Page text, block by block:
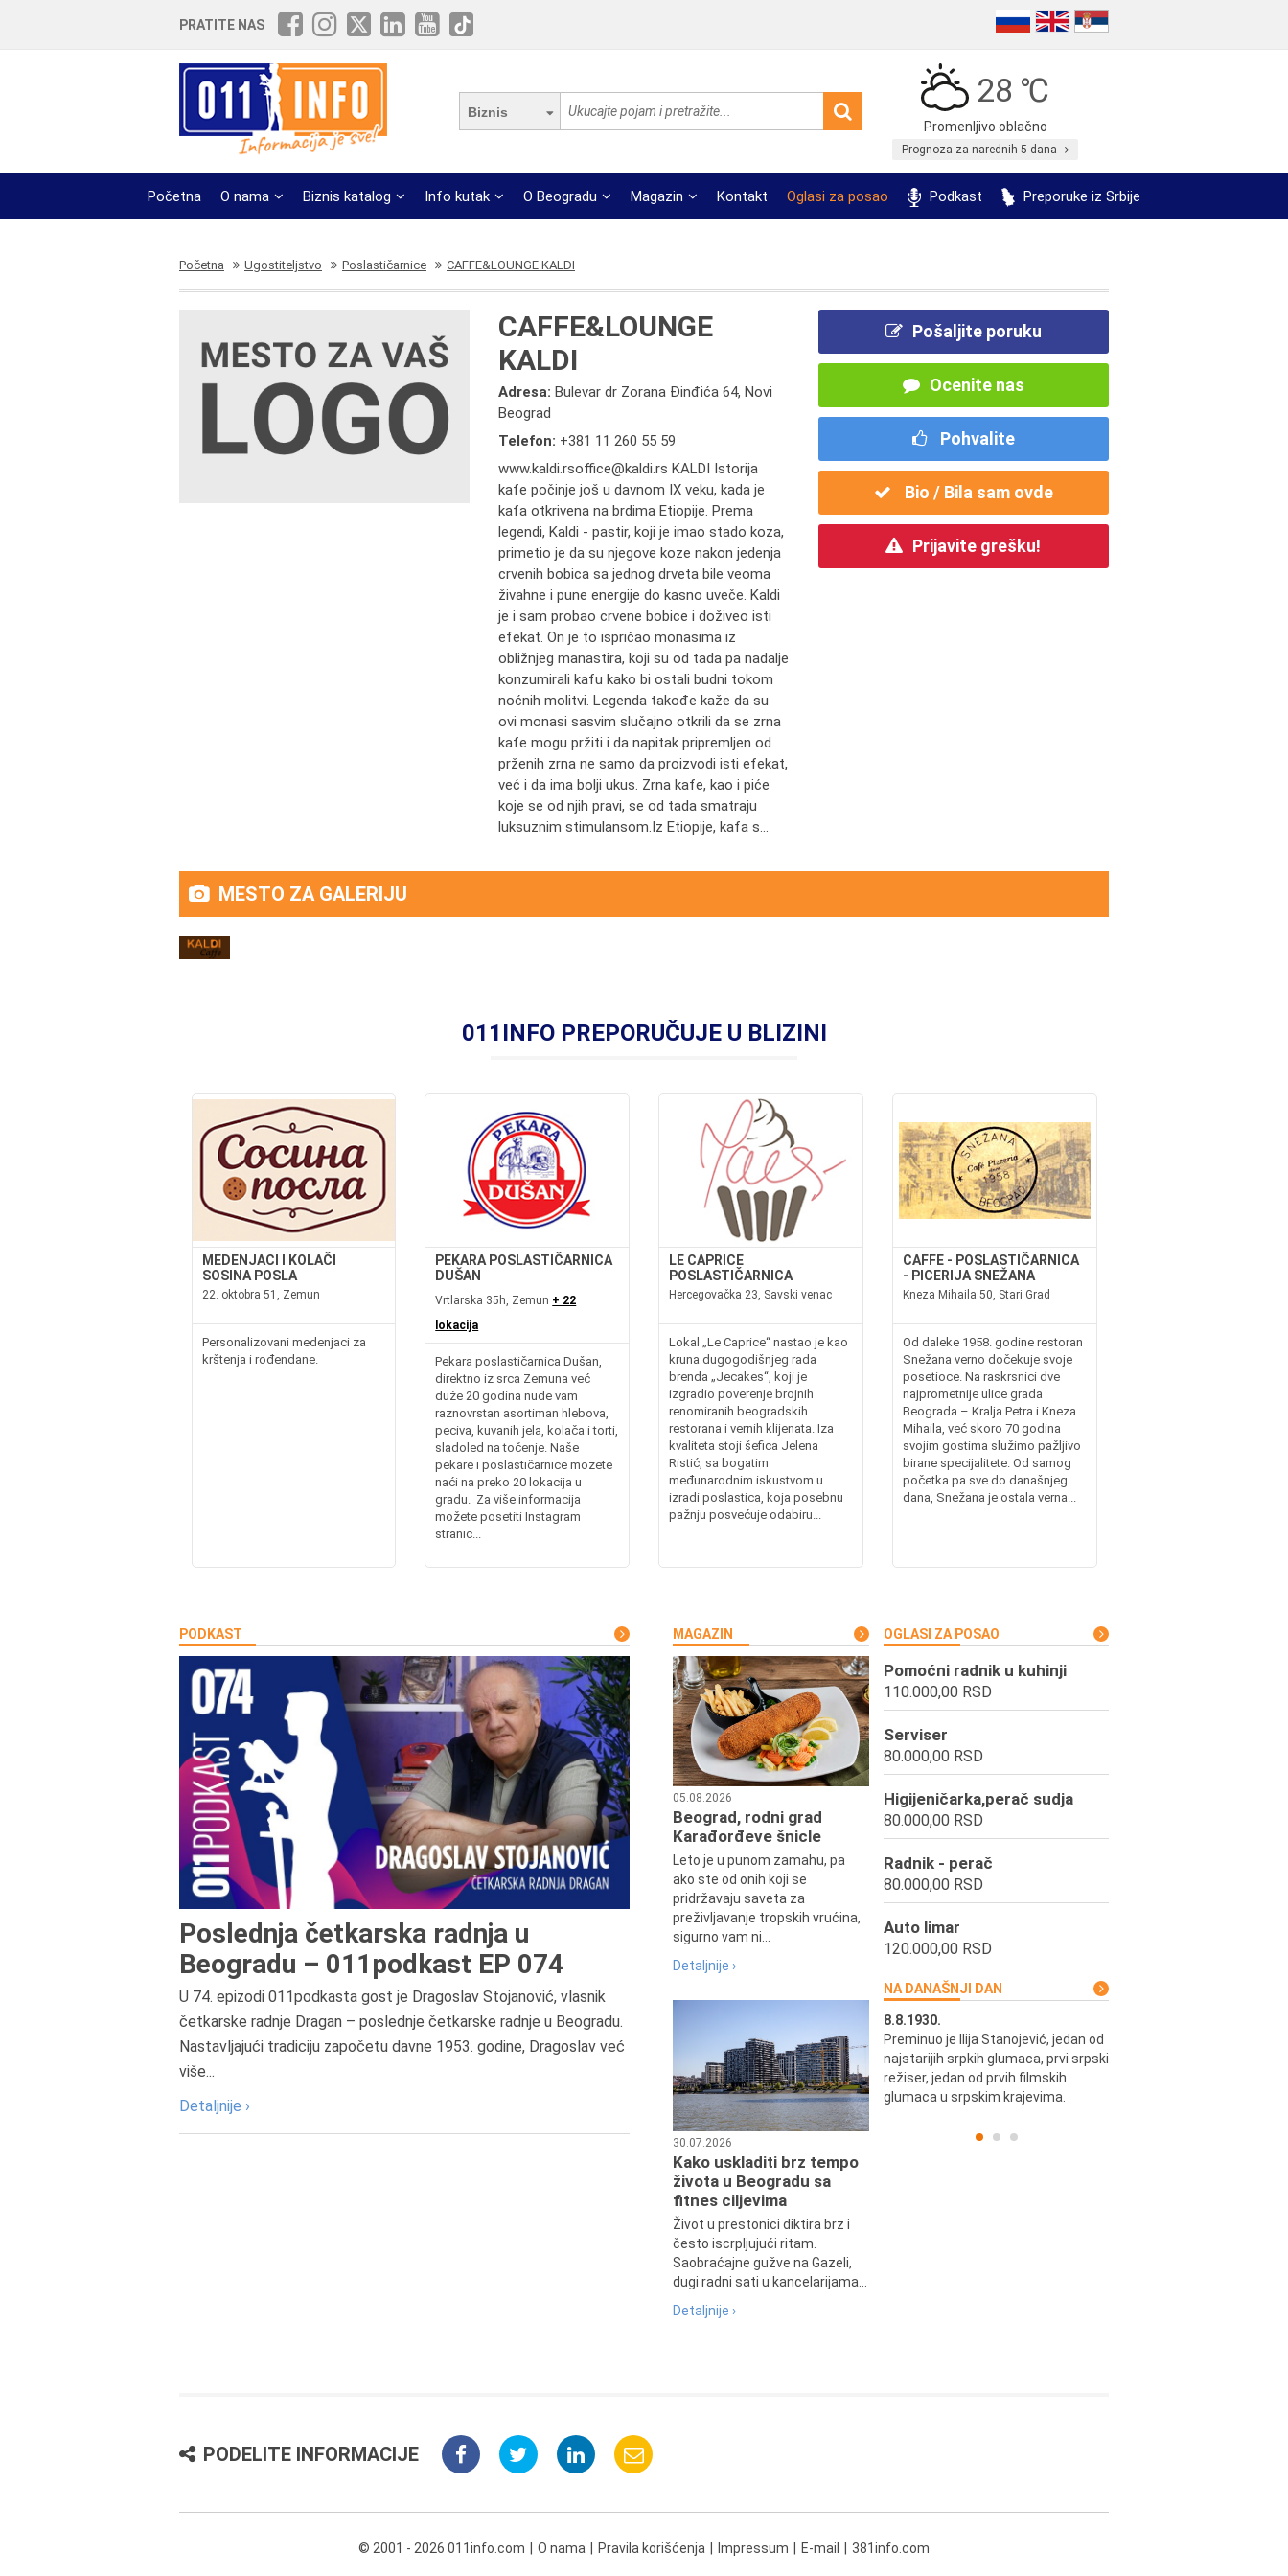
PRATITE NAS
Biznis
28 ℃
Promenljivo oblačno
Prognoza za narednih 5 dana
Početna O nama Biznis katalog Info kutak O Beogradu Magazin Kontakt Oglasi za posao Podkast Preporuke iz Srbije
Početna Ugostiteljstvo Poslastičarnice CAFFE&LOUNGE KALDI
CAFFE&LOUNGE
KALDI
Adresa:Bulevar dr Zorana Đinđića 64, Novi
Beograd
Telefon: +381 11 260 55 59
www.kaldi.rsoffice@kaldi.rs KALDI Istorija
kafe počinje još u davnom IX veku, kada je
kafa otkrivena na brdima Etiopije. Prema
legendi, Kaldi - pastir, koji je imao stado koza,
primetio je da su njegove koze nakon jedenja
crvenih bobica sa jednog drveta bile veoma
živahne i pune energije do kasno uveče. Kaldi
je i sam probao crvene bobice i doživeo isti
efekat. On je to ispričao monasima iz
obližnjeg manastira, koji su od tada pa nadalje
konzumirali kafu kako bi ostali budni tokom
noćnih molitvi. Legenda takođe kaže da su
ovi monasi sasvim slučajno otkrili da se zrna
kafe mogu pržiti i da napitak pripremljen od
prženih zrna ne samo da proizvodi isti efekat,
već i da ima bolji ukus. Zrna kafe, kao i piće
koje se od njih pravi, se od tada smatraju
luksuznim stimulansom.Iz Etiopije, kafa s...
Pošaljite poruku
Ocenite nas
Pohvalite
Bio / Bila sam ovde
Prijavite grešku!
MESTO ZA GALERIJU
011INFO PREPORUČUJE U BLIZINI
MEDENJACI I KOLAČI
SOSINA POSLA
22. oktobra 51, Zemun
Personalizovani medenjaci za
krštenja i rođendane.
PEKARA POSLASTIČARNICA
DUŠAN
Vrtlarska 35h, Zemun + 22
lokacija
Pekara poslastičarnica Dušan,
direktno iz srca Zemuna već
duže 20 godina nude vam
raznovrstan asortiman hlebova,
peciva, kuvanih jela, kolača i torti,
sladoled na točenje. Naše
pekare i poslastičarnice mozete
naći na preko 20 lokacija u
gradu. Za više informacija
možete posetiti Instagram
stranic...
LE CAPRICE
POSLASTIČARNICA
Hercegovačka 23, Savski venac
Lokal „Le Caprice“ nastao je kao
kruna dugogodišnjeg rada
brenda „Jecakes“, koji je
izgradio poverenje brojnih
renomiranih beogradskih
restorana i vernih klijenata. Iza
kvaliteta stoji šefica Jelena
Ristić, sa bogatim
međunarodnim iskustvom u
izradi poslastica, koja posebnu
pažnju posvećuje odabiru...
CAFFE - POSLASTIČARNICA
- PICERIJA SNEŽANA
Kneza Mihaila 50, Stari Grad
Od daleke 1958. godine restoran
Snežana verno dočekuje svoje
posetioce. Na raskrsnici dve
najprometnije ulice grada
Beograda – Kralja Petra i Kneza
Mihaila, već skoro 70 godina
svojim gostima služimo pažljivo
birane specijalitete. Od samog
početka pa sve do današnjeg
dana, Snežana je ostala verna...
PODKAST
Poslednja četkarska radnja u
Beogradu – 011podkast EP 074
U 74. epizodi 011podkasta gost je Dragoslav Stojanović, vlasnik
četkarske radnje Dragan – poslednje četkarske radnje u Beogradu.
Nastavljajući tradiciju započetu davne 1953. godine, Dragoslav već
više...
Detaljnije ›
MAGAZIN
05.08.2026
Beograd, rodni grad
Karađorđeve šnicle
Leto je u punom zamahu, pa
ako ste od onih koji se
pridržavaju saveta za
preživljavanje tropskih vrućina,
sigurno vam ni...
Detaljnije ›
30.07.2026
Kako uskladiti brz tempo
života u Beogradu sa
fitnes ciljevima
Život u prestonici diktira brz i
često iscrpljujući ritam.
Saobraćajne gužve na Gazeli,
dugi radni sati u kancelarijama...
Detaljnije ›
OGLASI ZA POSAO
Pomoćni radnik u kuhinji
110.000,00 RSD
Serviser
80.000,00 RSD
Higijeničarka,perač sudja
80.000,00 RSD
Radnik - perač
80.000,00 RSD
Auto limar
120.000,00 RSD
NA DANAŠNJI DAN
Preminuo je Dejan Kosanović,
istoričar filma, filmski reditelj,
profesor i dekan Fakulteta dramskih
umetnosti u Beogradu.
8.8.1930.
Preminuo je Ilija Stanojević, jedan od
najstarijih srpkih glumaca, prvi srpski
režiser, jedan od prvih filmskih
glumaca u srpskim krajevima.
PODELITE INFORMACIJE
© 2001 - 2026 011info.com O nama Pravila korišćenja Impressum E-mail 381info.com